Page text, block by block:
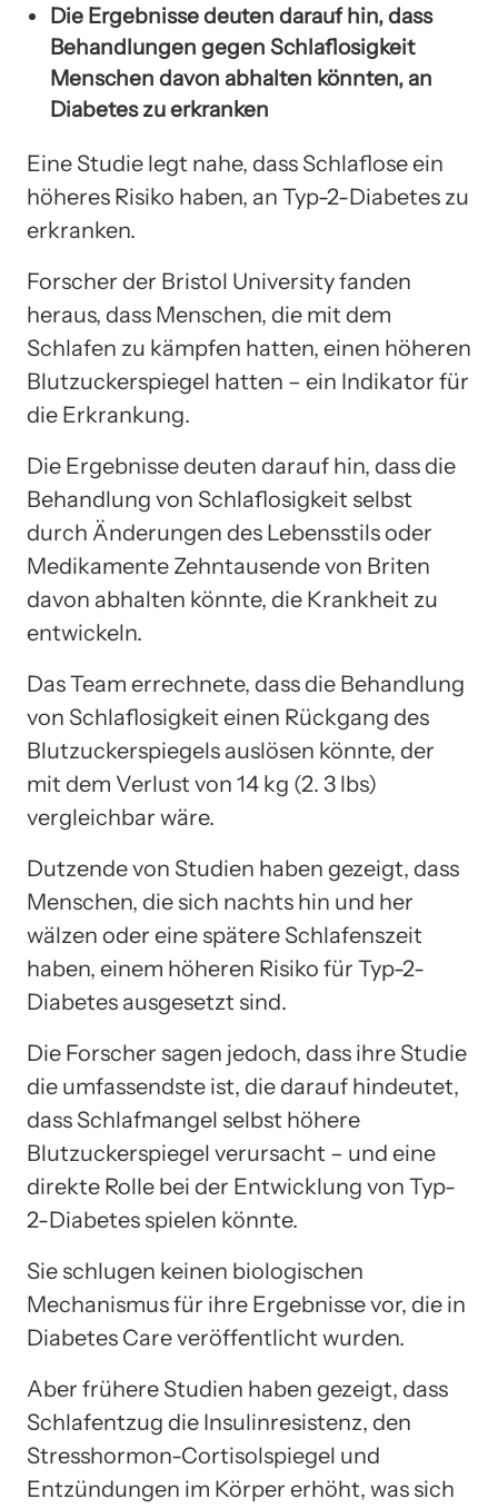
Die Ergebnisse deuten darauf hin, dass
Behandlungen gegen Schlaflosigkeit
Menschen davon abhalten könnten, an
Diabetes zu erkranken
Eine Studie legt nahe, dass Schlaflose ein
höheres Risiko haben, an Typ-2-Diabetes zu
erkranken.
Forscher der Bristol University fanden
heraus, dass Menschen, die mit dem
Schlafen zu kämpfen hatten, einen höheren
Blutzuckerspiegel hatten – ein Indikator für
die Erkrankung.
Die Ergebnisse deuten darauf hin, dass die
Behandlung von Schlaflosigkeit selbst
durch Änderungen des Lebensstils oder
Medikamente Zehntausende von Briten
davon abhalten könnte, die Krankheit zu
entwickeln.
Das Team errechnete, dass die Behandlung
von Schlaflosigkeit einen Rückgang des
Blutzuckerspiegels auslösen könnte, der
mit dem Verlust von 14 kg (2. 3 lbs)
vergleichbar wäre.
Dutzende von Studien haben gezeigt, dass
Menschen, die sich nachts hin und her
wälzen oder eine spätere Schlafenszeit
haben, einem höheren Risiko für Typ-2-
Diabetes ausgesetzt sind.
Die Forscher sagen jedoch, dass ihre Studie
die umfassendste ist, die darauf hindeutet,
dass Schlafmangel selbst höhere
Blutzuckerspiegel verursacht – und eine
direkte Rolle bei der Entwicklung von Typ-
2-Diabetes spielen könnte.
Sie schlugen keinen biologischen
Mechanismus für ihre Ergebnisse vor, die in
Diabetes Care veröffentlicht wurden.
Aber frühere Studien haben gezeigt, dass
Schlafentzug die Insulinresistenz, den
Stresshormon-Cortisolspiegel und
Entzündungen im Körper erhöht, was sich